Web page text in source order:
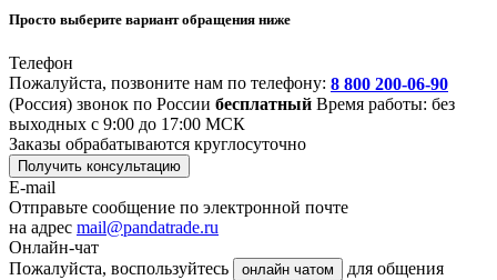
Просто выберите вариант обращения ниже
Телефон
Пожалуйста, позвоните нам по телефону: 8 800 200-06-90
(Россия) звонок по России бесплатный Время работы: без
выходных с 9:00 до 17:00 МСК
Заказы обрабатываются круглосуточно
Получить консультацию
E-mail
Отправьте сообщение по электронной почте
на адрес mail@pandatrade.ru
Онлайн-чат
Пожалуйста, воспользуйтесь
онлайн чатом
для общения